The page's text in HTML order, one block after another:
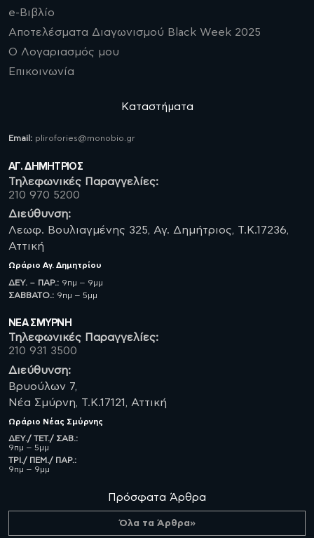
e-Βιβλίο
Αποτελέσματα Διαγωνισμού Black Week 2025
Ο Λογαριασμός μου
Επικοινωνία
Καταστήματα
Email: plirofories@monobio.gr
ΑΓ. ΔΗΜΗΤΡΙΟΣ
Τηλεφωνικές Παραγγελίες:
210 970 5200
Διεύθυνση:
Λεωφ. Βουλιαγμένης 325, Αγ. Δημήτριος, Τ.Κ.17236,
Αττική
Ωράριο Αγ. Δημητρίου
ΔΕΥ. – ΠΑΡ.: 9πμ – 9μμ
ΣΑΒBATO.: 9πμ – 5μμ
ΝΈΑ ΣΜΥΡΝΗ
Τηλεφωνικές Παραγγελίες:
210 931 3500
Διεύθυνση:
Βρυούλων 7,
Νέα Σμύρνη, Τ.Κ.17121, Αττική
Ωράριο Νέας Σμύρνης
ΔΕΥ./ ΤΕΤ./ ΣΑΒ.:
9πμ – 5μμ
ΤΡΙ./ ΠΕΜ./ ΠΑΡ.:
9πμ – 9μμ
Πρόσφατα Άρθρα
Όλα τα Άρθρα»